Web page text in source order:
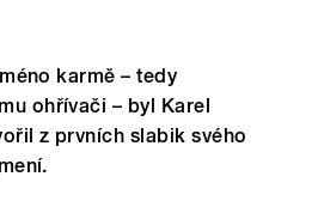
karmě – tedy
ohřívači – byl Karel
z prvních slabik svého